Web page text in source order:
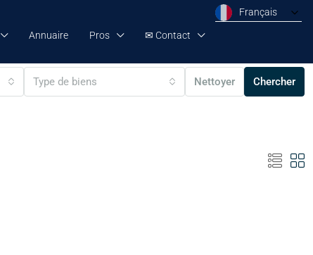
Annuaire Pros ✉ Contact
Français
Type de biens Nettoyer Chercher